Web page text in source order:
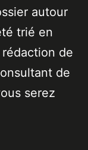
autour
trié en
de
de
serez